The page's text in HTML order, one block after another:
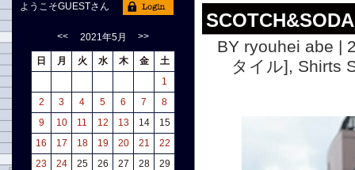
BY ryouhei abe |
タイル], Shirts
ようこそGUESTさん
<< 2021年5月 >>
日 月 火 水 木 金
土
1
2
3 4 5 6 7
8
9
10 11 12 13 14
15
16
17 18 19 20 21
22
23
24 25 26 27 28
29